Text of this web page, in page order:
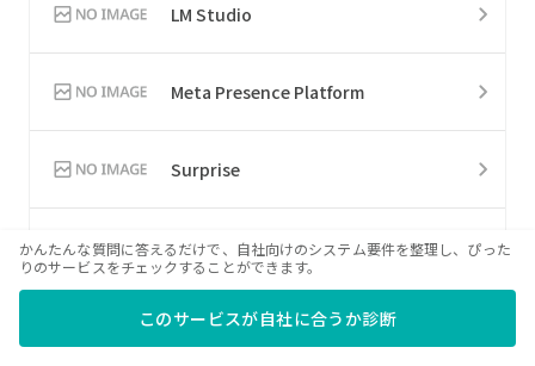
LM Studio
Meta Presence Platform
Surprise
Uber
EZ Texting
かんたんな質問に答えるだけで、自社向けのシステム要件を整理し、ぴった
りのサービスをチェックすることができます。
このサービスが自社に合うか診断